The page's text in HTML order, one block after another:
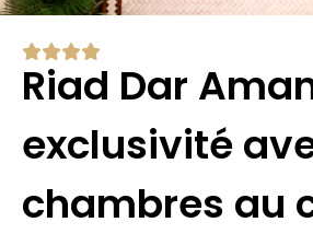
Riad Dar
exclusivité
chambres au